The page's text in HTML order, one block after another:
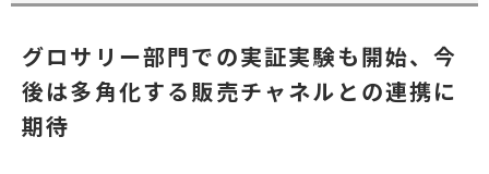
グロサリー部門での実証実験も開始、今
後は多角化する販売チャネルとの連携に
期待